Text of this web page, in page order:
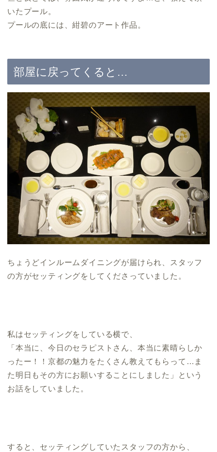
いたプール。
プールの底には、紺碧のアート作品。
部屋に戻ってくると…
ちょうどインルームダイニングが届けられ、スタッフ
の方がセッティングをしてくださっていました。
私はセッティングをしている横で、
「本当に、今日のセラピストさん、本当に素晴らしか
ったー！！京都の魅力をたくさん教えてもらって…ま
た明日もその方にお願いすることにしました」という
お話をしていました。
すると、セッティングしていたスタッフの方から、